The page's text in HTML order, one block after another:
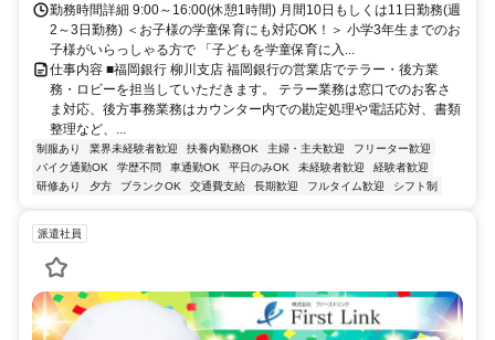
勤務時間詳細 9:00～16:00(休憩1時間) 月間10日もしくは11日勤務(週
2～3日勤務) ＜お子様の学童保育にも対応OK！＞ 小学3年生までのお
子様がいらっしゃる方で 「子どもを学童保育に入...
仕事内容 ■福岡銀行 柳川支店 福岡銀行の営業店でテラー・後方業
務・ロビーを担当していただきます。 テラー業務は窓口でのお客さ
ま対応、後方事務業務はカウンター内での勘定処理や電話応対、書類
整理など、...
制服あり 業界未経験者歓迎 扶養内勤務OK 主婦・主夫歓迎
フリーター歓迎
バイク通勤OK
学歴不問 車通勤OK 平日のみOK 未経験者歓迎
経験者歓迎
研修あり
夕方 ブランクOK 交通費支給 長期歓迎 フルタイム歓迎 シフト制
派遣社員